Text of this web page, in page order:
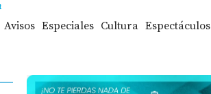
Avisos Especiales Cultura Espectáculos